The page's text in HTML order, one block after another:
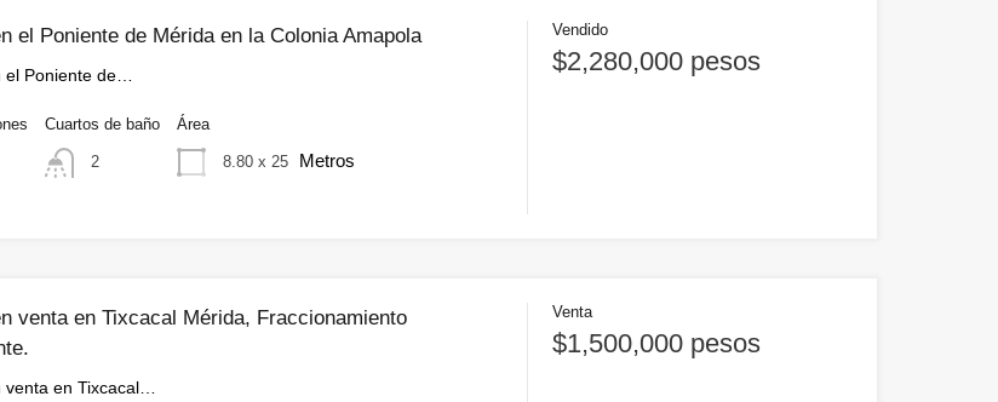
el Poniente de Mérida en la Colonia Amapola
el Poniente de…
Cuartos de baño
2
Área
8.80 x 25 Metros
Vendido
$2,280,000 pesos
venta en Tixcacal Mérida, Fraccionamiento
venta en Tixcacal…
Venta
$1,500,000 pesos